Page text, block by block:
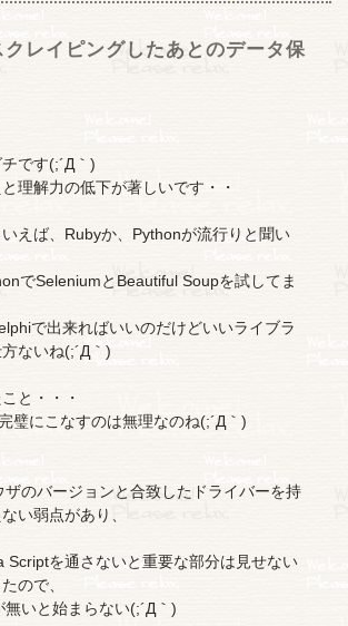
クレイピングしたあとのデータ保
です(;´Д｀)
理解力の低下が著しいです・・
えば、Rubyか、Pythonが流行りと聞い
でSeleniumとBeautiful Soupを試してま
で出来ればいいのだけどいいライブラ
ないね(;´Д｀)
と・・・
璧にこなすのは無理なのね(;´Д｀)
のバージョンと合致したドライバーを持
い弱点があり、
Scriptを通さないと重要な部分は見せない
ので、
いと始まらない(;´Д｀)